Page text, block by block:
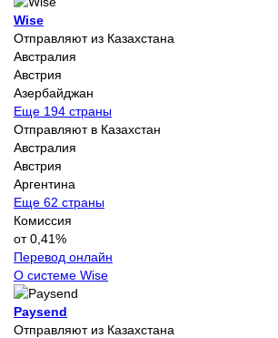
Wise
Отправляют из Казахстана
Австралия
Австрия
Азербайджан
Еще 194 страны
Отправляют в Казахстан
Австралия
Австрия
Аргентина
Еще 62 страны
Комиссия
от 0,41%
Перевод онлайн
О системе Wise
Paysend
Отправляют из Казахстана